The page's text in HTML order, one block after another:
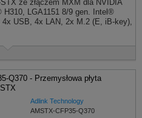
STX ze złączem MXM dla NVIDIA
LGA1151 8/9 gen. Intel®
USB, 4x LAN, 2x M.2 (E, iB-key),
Q370 - Przemysłowa płyta
Adlink Technology
AMSTX-CFP35-Q370